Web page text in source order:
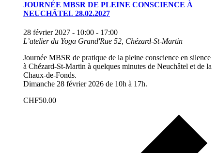
JOURNÉE MBSR DE PLEINE CONSCIENCE À
NEUCHÂTEL 28.02.2027
28 février 2027 - 10:00 - 17:00
L’atelier du Yoga Grand'Rue 52, Chézard-St-Martin
Journée MBSR de pratique de la pleine conscience en silence
à Chézard-St-Martin à quelques minutes de Neuchâtel et de la
Chaux-de-Fonds.
Dimanche 28 février 2026 de 10h à 17h.
CHF50.00